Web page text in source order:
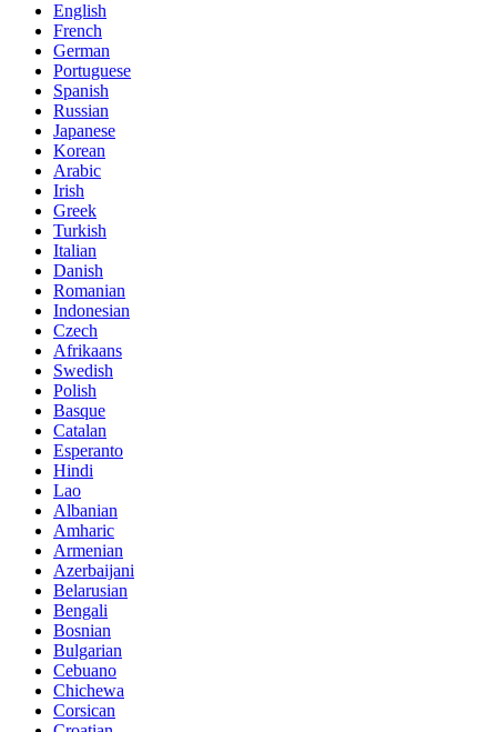
English
French
German
Portuguese
Spanish
Russian
Japanese
Korean
Arabic
Irish
Greek
Turkish
Italian
Danish
Romanian
Indonesian
Czech
Afrikaans
Swedish
Polish
Basque
Catalan
Esperanto
Hindi
Lao
Albanian
Amharic
Armenian
Azerbaijani
Belarusian
Bengali
Bosnian
Bulgarian
Cebuano
Chichewa
Corsican